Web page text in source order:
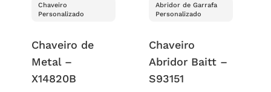
Chaveiro
Personalizado
Chaveiro de
Metal –
X14820B
Abridor de Garrafa
Personalizado
Chaveiro
Abridor Baitt –
S93151